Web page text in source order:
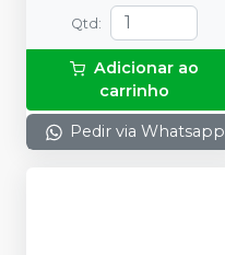
Qtd:
Adicionar ao
carrinho
Pedir via Whatsapp